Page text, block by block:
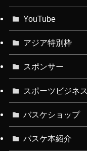
YouTube
アジア特別枠
スポンサー
スポーツビジネス
バスケショップ
バスケ本紹介